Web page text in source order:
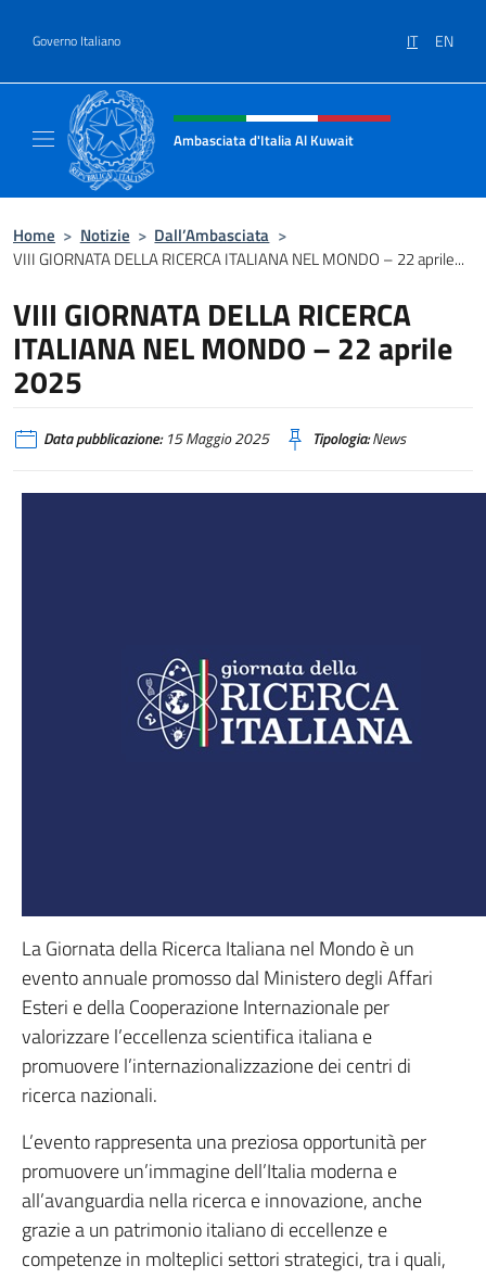
Governo Italiano IT EN
Intestazione sito, social e menù
Ambasciata d'Italia Al Kuwait
Home > Notizie > Dall’Ambasciata >
VIII GIORNATA DELLA RICERCA ITALIANA NEL MONDO – 22 aprile...
VIII GIORNATA DELLA RICERCA
ITALIANA NEL MONDO – 22 aprile
2025
Data pubblicazione:15 Maggio 2025 Tipologia:News
La Giornata della Ricerca Italiana nel Mondo è un
evento annuale promosso dal Ministero degli Affari
Esteri e della Cooperazione Internazionale per
valorizzare l’eccellenza scientifica italiana e
promuovere l’internazionalizzazione dei centri di
ricerca nazionali.
L’evento rappresenta una preziosa opportunità per
promuovere un’immagine dell’Italia moderna e
all’avanguardia nella ricerca e innovazione, anche
grazie a un patrimonio italiano di eccellenze e
competenze in molteplici settori strategici, tra i quali,